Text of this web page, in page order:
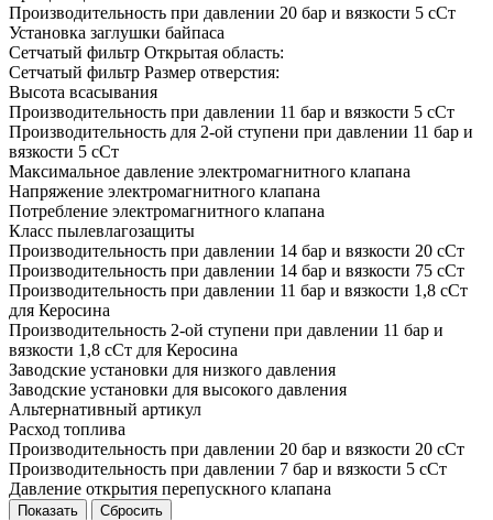
Производительность при давлении 20 бар и вязкости 5 сСт
Установка заглушки байпаса
Сетчатый фильтр Открытая область:
Сетчатый фильтр Размер отверстия:
Высота всасывания
Производительность при давлении 11 бар и вязкости 5 сСт
Производительность для 2-ой ступени при давлении 11 бар и
вязкости 5 сСт
Максимальное давление электромагнитного клапана
Напряжение электромагнитного клапана
Потребление электромагнитного клапана
Класс пылевлагозащиты
Производительность при давлении 14 бар и вязкости 20 сСт
Производительность при давлении 14 бар и вязкости 75 сСт
Производительность при давлении 11 бар и вязкости 1,8 сСт
для Керосина
Производительность 2-ой ступени при давлении 11 бар и
вязкости 1,8 сСт для Керосина
Заводские установки для низкого давления
Заводские установки для высокого давления
Альтернативный артикул
Расход топлива
Производительность при давлении 20 бар и вязкости 20 сСт
Производительность при давлении 7 бар и вязкости 5 сСт
Давление открытия перепускного клапана
Сбросить